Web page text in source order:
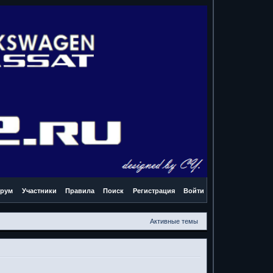
Участники Правила Поиск Регистрация Войти
Активные темы